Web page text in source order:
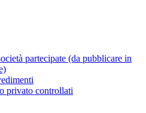
partecipate (da pubblicare in
privato controllati